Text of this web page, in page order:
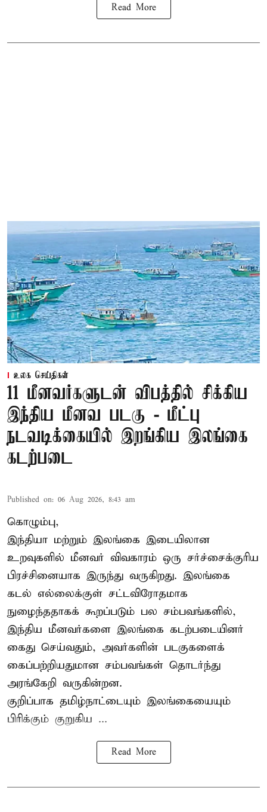
Read More
உலக செய்திகள்
11 மீனவர்களுடன் விபத்தில் சிக்கிய
இந்திய மீனவ படகு - மீட்பு
நடவடிக்கையில் இறங்கிய இலங்கை
கடற்படை
Published on: 06 Aug 2026, 8:43 am
கொழும்பு,
இந்தியா மற்றும் இலங்கை இடையிலான
உறவுகளில் மீனவர் விவகாரம் ஒரு சர்ச்சைக்குரிய
பிரச்சினையாக இருந்து வருகிறது. இலங்கை
கடல் எல்லைக்குள் சட்டவிரோதமாக
நுழைந்ததாகக் கூறப்படும் பல சம்பவங்களில்,
இந்திய மீனவர்களை இலங்கை கடற்படையினர்
கைது செய்வதும், அவர்களின் படகுகளைக்
கைப்பற்றியதுமான சம்பவங்கள் தொடர்ந்து
அரங்கேறி வருகின்றன.
குறிப்பாக தமிழ்நாட்டையும் இலங்கையையும்
பிரிக்கும் குறுகிய ...
Read More